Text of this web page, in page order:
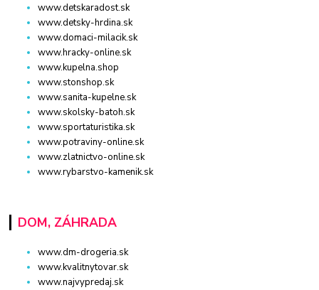
www.detskaradost.sk
www.detsky-hrdina.sk
www.domaci-milacik.sk
www.hracky-online.sk
www.kupelna.shop
www.stonshop.sk
www.sanita-kupelne.sk
www.skolsky-batoh.sk
www.sportaturistika.sk
www.potraviny-online.sk
www.zlatnictvo-online.sk
www.rybarstvo-kamenik.sk
DOM, ZÁHRADA
www.dm-drogeria.sk
www.kvalitnytovar.sk
www.najvypredaj.sk